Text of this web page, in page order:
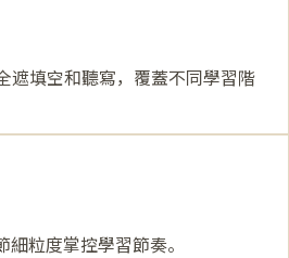
遮填空和聽寫，覆蓋不同學習階
粒度掌控學習節奏。